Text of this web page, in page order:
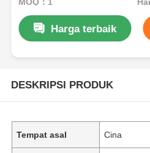
Harga terbaik
DESKRIPSI PRODUK
Tempat asal Cina